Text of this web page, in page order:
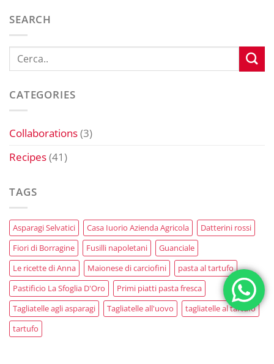
SEARCH
CATEGORIES
Collaborations(3)
Recipes(41)
TAGS
Asparagi Selvatici Casa Iuorio Azienda Agricola
Datterini rossi
Fiori di Borragine
Fusilli napoletani
Guanciale
Le ricette di Anna
Maionese di carciofini
pasta al tartufo
Pastificio La Sfoglia D'Oro
Primi piatti pasta fresca
Tagliatelle agli asparagi
Tagliatelle all'uovo
tagliatelle al tartufo
tartufo